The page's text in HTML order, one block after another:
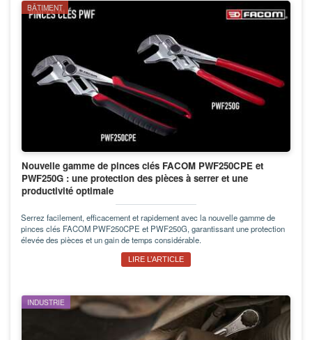
BÂTIMENT
Nouvelle gamme de pinces clés FACOM PWF250CPE et
PWF250G : une protection des pièces à serrer et une
productivité optimale
Serrez facilement, efficacement et rapidement avec la nouvelle gamme de
pinces clés FACOM PWF250CPE et PWF250G, garantissant une protection
élevée des pièces et un gain de temps considérable.
LIRE L’ARTICLE
INDUSTRIE